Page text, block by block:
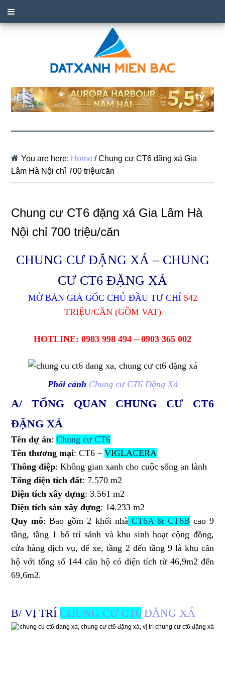
You are here: Home /Chung cư CT6 đặng xá Gia
Lâm Hà Nội chỉ 700 triệu/căn
Chung cư CT6 đặng xá Gia Lâm Hà
Nội chỉ 700 triệu/căn
CHUNG CƯ ĐẶNG XÁ– CHUNG
CƯ CT6 ĐẶNG XÁ
MỞ BÁN GIÁ GỐC CHỦ ĐẦU TƯ CHỈ 542
TRIỆU/CĂN (GỒM VAT)
HOTLINE: 0983 998 494 – 0903 365 002
Phối cảnh Chung cư CT6 Đặng Xá
A/ TỔNG QUAN CHUNG CƯ CT6
ĐẶNG XÁ
Tên dự án: Chung cư CT6
Tên thương mại: CT6 –VIGLACERA
Thông điệp: Không gian xanh cho cuộc sống an lành
Tổng diện tích đất: 7.570 m2
Diện tích xây dựng: 3.561 m2
Diện tích sàn xây dựng: 14.233 m2
Quy mô: Bao gồm 2 khối nhà CT6A & CT6B cao 9
tầng, tầng 1 bố trí sảnh và khu sinh hoạt cộng đồng,
cửa hàng dịch vụ, để xe, tầng 2 đến tầng 9 là khu căn
hộ với tổng số 144 căn hộ có diện tích từ 46,9m2 đến
69,6m2.
B/ VỊ TRÍ CHUNG CƯ CT6 ĐẶNG XÁ